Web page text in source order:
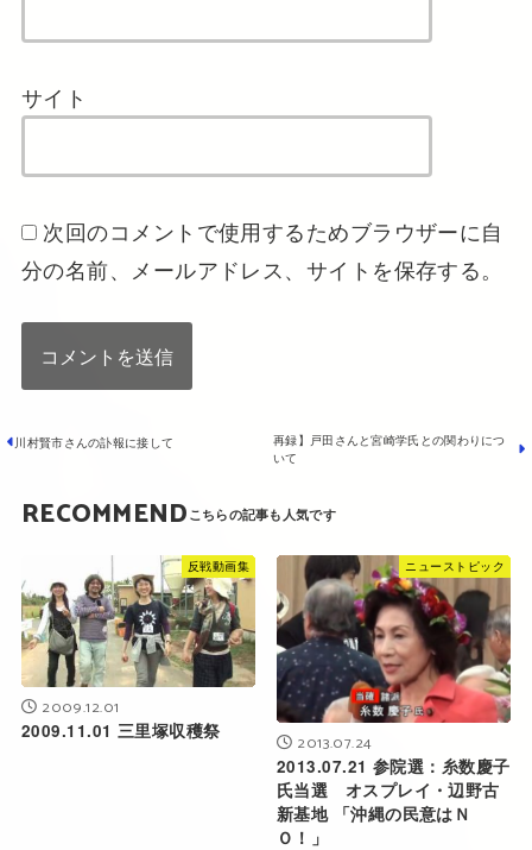
サイト
次回のコメントで使用するためブラウザーに自
分の名前、メールアドレス、サイトを保存する。
再録】戸田さんと宮崎学氏との関わりにつ
いて
川村賢市さんの訃報に接して
RECOMMEND
反戦動画集
2009.12.01
2009.11.01 三里塚収穫祭
ニューストピック
2013.07.24
2013.07.21 参院選：糸数慶子
氏当選 オスプレイ・辺野古
新基地 「沖縄の民意はＮ
Ｏ！」